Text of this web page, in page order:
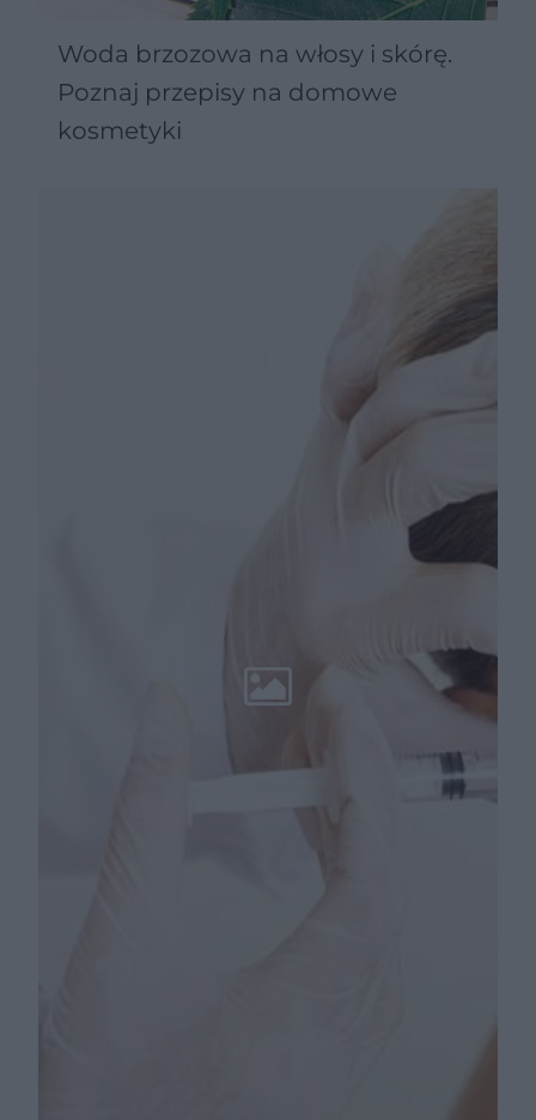
Woda brzozowa na włosy i skórę.
Poznaj przepisy na domowe
kosmetyki